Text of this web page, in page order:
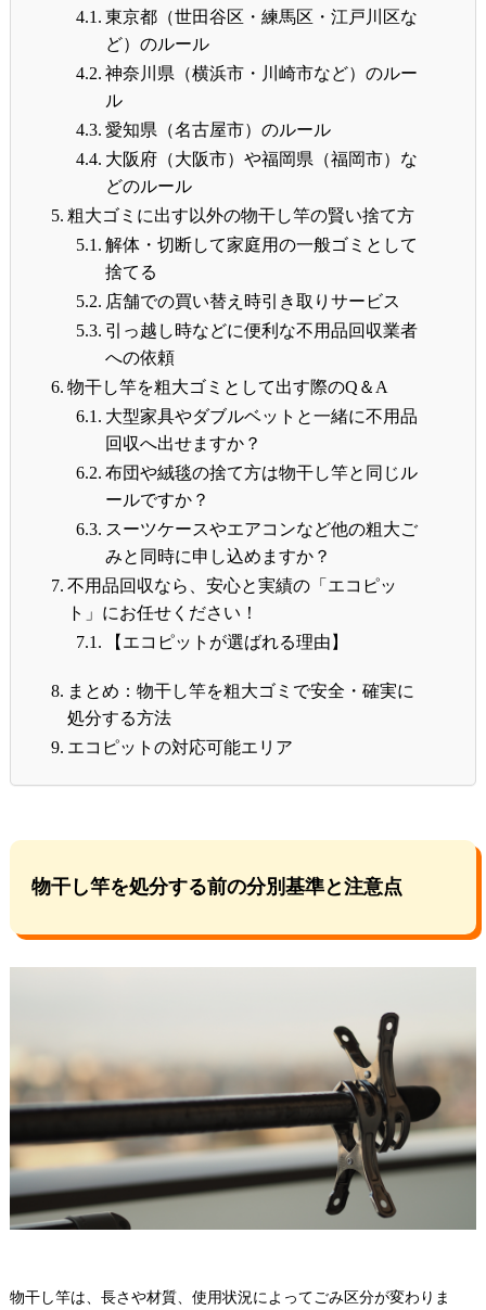
東京都（世田谷区・練馬区・江戸川区な
ど）のルール
神奈川県（横浜市・川崎市など）のルー
ル
愛知県（名古屋市）のルール
大阪府（大阪市）や福岡県（福岡市）な
どのルール
粗大ゴミに出す以外の物干し竿の賢い捨て方
解体・切断して家庭用の一般ゴミとして
捨てる
店舗での買い替え時引き取りサービス
引っ越し時などに便利な不用品回収業者
への依頼
物干し竿を粗大ゴミとして出す際のQ＆A
大型家具やダブルベットと一緒に不用品
回収へ出せますか？
布団や絨毯の捨て方は物干し竿と同じル
ールですか？
スーツケースやエアコンなど他の粗大ご
みと同時に申し込めますか？
不用品回収なら、安心と実績の「エコピッ
ト」にお任せください！
【エコピットが選ばれる理由】
まとめ：物干し竿を粗大ゴミで安全・確実に
処分する方法
エコピットの対応可能エリア
物干し竿を処分する前の分別基準と注意点
物干し竿は、長さや材質、使用状況によってごみ区分が変わりま